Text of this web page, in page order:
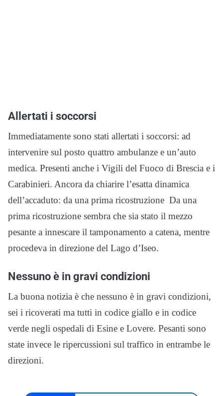
Allertati i soccorsi
Immediatamente sono stati allertati i soccorsi: ad
intervenire sul posto quattro ambulanze e un’auto
medica. Presenti anche i Vigili del Fuoco di Brescia e i
Carabinieri. Ancora da chiarire l’esatta dinamica
dell’accaduto: da una prima ricostruzione Da una
prima ricostruzione sembra che sia stato il mezzo
pesante a innescare il tamponamento a catena, mentre
procedeva in direzione del Lago d’Iseo.
Nessuno è in gravi condizioni
La buona notizia è che nessuno è in gravi condizioni,
sei i ricoverati ma tutti in codice giallo e in codice
verde negli ospedali di Esine e Lovere. Pesanti sono
state invece le ripercussioni sul traffico in entrambe le
direzioni.